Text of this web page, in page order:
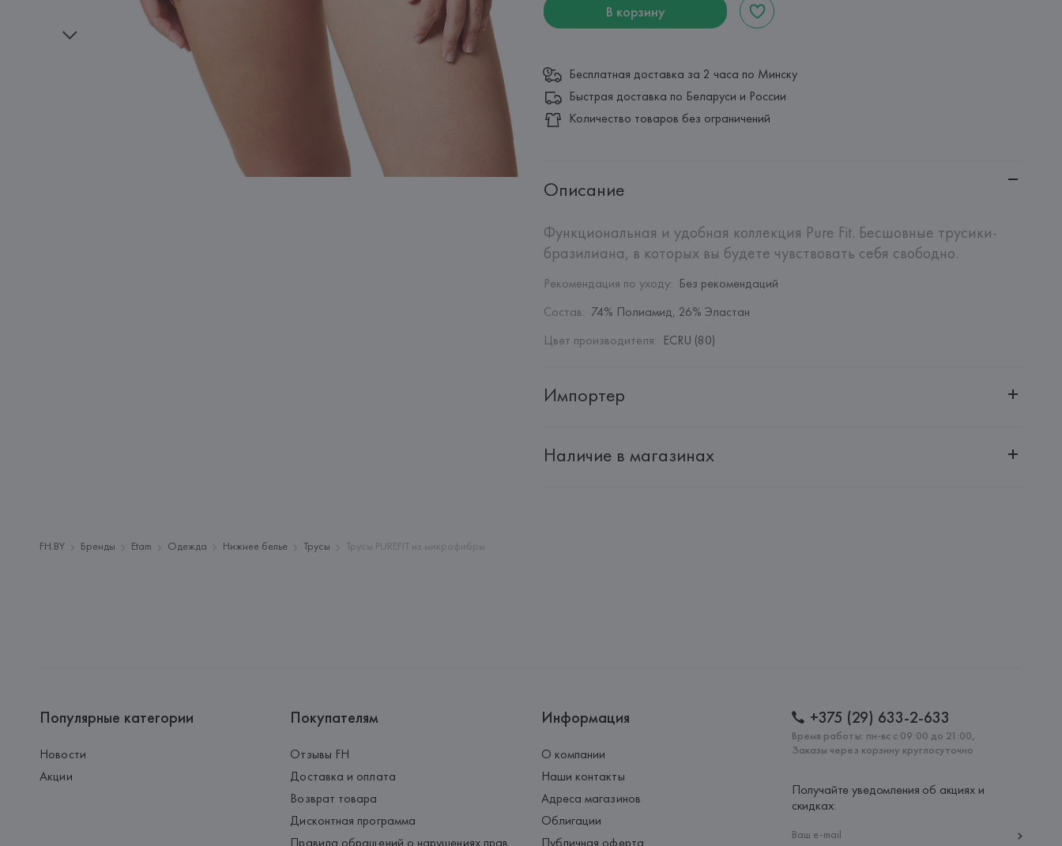
В корзину
Бесплатная доставка за 2 часа по Минску
Быстрая доставка по Беларуси и России
Количество товаров без ограничений
Описание
Функциональная и удобная коллекция Pure Fit. Бесшовные трусики-
бразилиана, в которых вы будете чувствовать себя свободно.
Рекомендация по уходу: Без рекомендаций
Состав: 74% Полиамид, 26% Эластан
Цвет производителя: ECRU (80)
Импортер
Адрес: Республика Беларусь, 220030, г. Минск, ул. Немига, 5, пом. 39
Наличие в магазинах
FH.BY Бренды Etam Одежда Нижнее белье Трусы Трусы PUREFIT из микрофибры
Популярные категории
Новости
Акции
Покупателям
Отзывы FH
Доставка и оплата
Возврат товара
Дисконтная программа
Правила обращений о нарушениях прав
Информация
О компании
Наши контакты
Адреса магазинов
Облигации
Публичная оферта
+375 (29) 633-2-633
Время работы: пн-вс с 09:00 до 21:00,
Заказы через корзину круглосуточно
Получайте уведомления об акциях и
скидках: